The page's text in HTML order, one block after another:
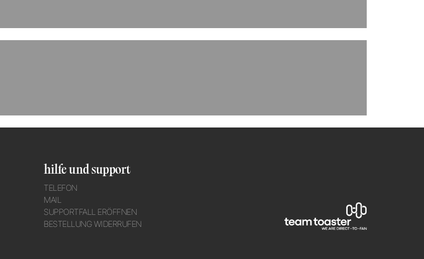
hilfe und support
TELEFON
MAIL
SUPPORTFALL ERÖFFNEN
BESTELLUNG WIDERRUFEN